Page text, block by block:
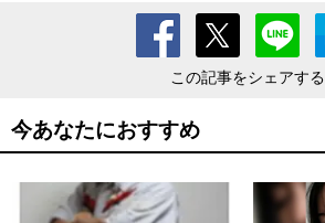
この記事をシェアする
今あなたにおすすめ